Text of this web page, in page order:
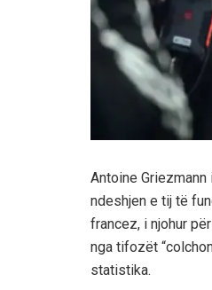
Antoine
ndeshjen e tij të
francez, i njohur
nga tifozët
statistika.